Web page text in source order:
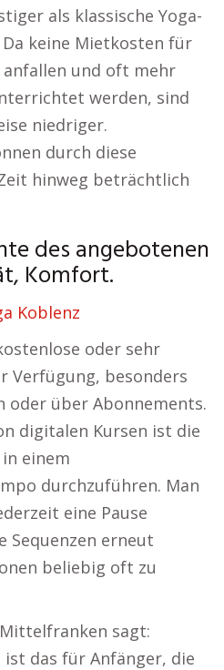
als klassische Yoga-
keine Mietkosten für
anfallen und oft mehr
werden, sind
niedriger.
durch diese
hinweg beträchtlich
des angebotenen
Komfort.
Koblenz
oder sehr
Verfügung, besonders
oder über Abonnements.
digitalen Kursen ist die
einem
durchzuführen. Man
eine Pause
Sequenzen erneut
beliebig oft zu
sagt:
das für Anfänger, die